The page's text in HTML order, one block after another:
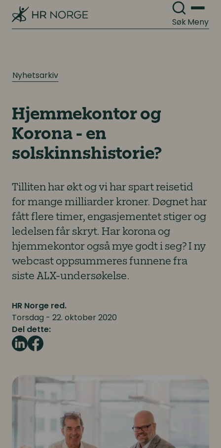
SøkMeny
Nyhetsarkiv
Hjemmekontor og
Korona - en
solskinnshistorie?
Tilliten har økt og vi har spart reisetid
for mange milliarder kroner. Døgnet har
fått flere timer, engasjementet stiger og
ledelsen får skryt. Har korona og
hjemmekontor også mye godt i seg? I ny
webcast oppsummeres funnene fra
siste ALX-undersøkelse.
HR Norge red.
Torsdag - 22. oktober 2020
Del dette: